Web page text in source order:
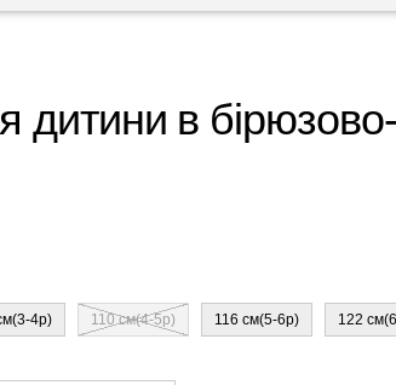
дитини в
4р) 110 см(4-5р) 116 см(5-6р) 122